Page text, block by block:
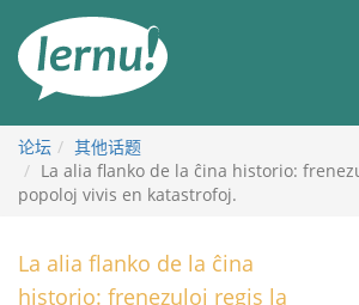
论坛
其他话题
La alia flanko de la ĉina historio:
popoloj vivis en katastrofoj.
La alia flanko de la ĉina
historio: frenezuloj regis la